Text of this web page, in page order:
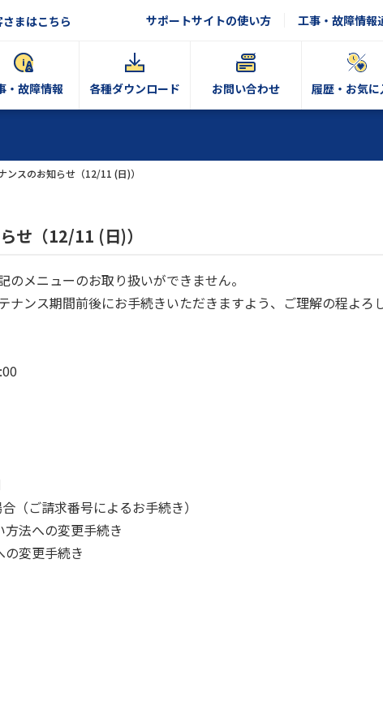
まはこちら サポートサイトの使い方 工事・故障情報
・故障情報 各種ダウンロード お問い合わせ 履歴・お気に
ンスのお知らせ（12/11 (日)）
せ（12/11 (日)）
メニューのお取り扱いができません。
ナンス期間前後にお手続きいただきますよう、ご理解の程よろ
（ご請求番号によるお手続き）
法への変更手続き
変更手続き